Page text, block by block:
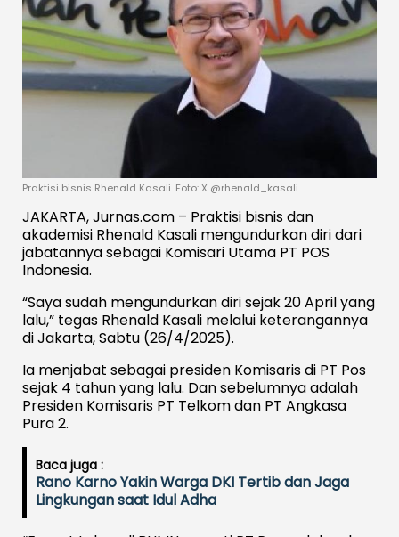
Praktisi bisnis Rhenald Kasali. Foto: X @rhenald_kasali
JAKARTA, Jurnas.com – Praktisi bisnis dan
akademisi Rhenald Kasali mengundurkan diri dari
jabatannya sebagai Komisari Utama PT POS
Indonesia.
“Saya sudah mengundurkan diri sejak 20 April yang
lalu,” tegas Rhenald Kasali melalui keterangannya
di Jakarta, Sabtu (26/4/2025).
Ia menjabat sebagai presiden Komisaris di PT Pos
sejak 4 tahun yang lalu. Dan sebelumnya adalah
Presiden Komisaris PT Telkom dan PT Angkasa
Pura 2.
Baca juga :
Rano Karno Yakin Warga DKI Tertib dan Jaga
Lingkungan saat Idul Adha